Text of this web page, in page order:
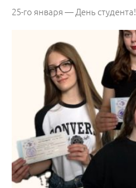
25-го января — День студента!